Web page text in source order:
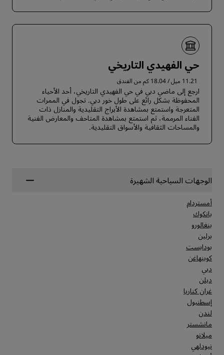
حي الفهيدي التاريخي
11.21 ميل / 18.04 كم من الفندق
ارجع إلى ماضي دبي في حي الفهيدي التاريخي، أحد الأحياء
المحفوظة بشكل رائع على طول خور دبي. تجول في الممرات
المتعرجة واستمتع بمشاهدة الأبراج التقليدية والمنازل ذات
الفناء المرممة، ثم استمتع بمشاهدة المتاحف والمعارض الفنية
والمساحات الثقافية والأسواق التقليدية.
الوجهات السياحية الشهيرة
أمستردام
بانكوك
بنغالورو
برلين
بودابست
كوبنهاغن
دبي
دبلن
غران كناريا
إسطنبول
لندن
مانشستر
ميلانو
نيودلهي